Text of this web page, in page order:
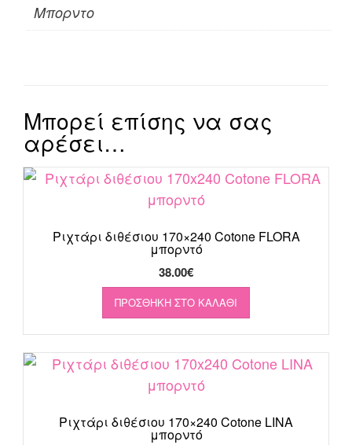
Μπορντο
Μπορεί επίσης να σας
αρέσει…
Ριχτάρι διθέσιου 170×240 Cotone FLORA
μπορντό
38.00€
ΠΡΟΣΘΉΚΗ ΣΤΟ ΚΑΛΆΘΙ
Ριχτάρι διθέσιου 170×240 Cotone LINA
μπορντό